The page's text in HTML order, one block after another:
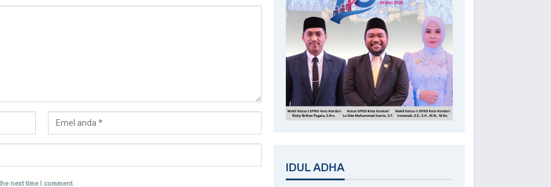
next time I comment.
IDUL ADHA